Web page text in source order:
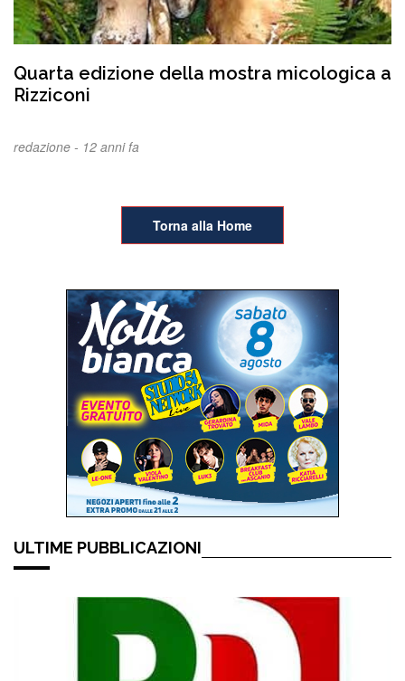
Quarta edizione della mostra micologica a
Rizziconi
redazione - 12 anni fa
Torna alla Home
ULTIME PUBBLICAZIONI